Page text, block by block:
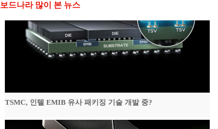
보드나라 많이 본 뉴스
TSMC, 인텔 EMIB 유사 패키징 기술 개발 중?